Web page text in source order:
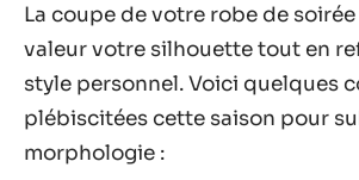
La coupe de votre robe de
valeur votre silhouette tout en
style personnel. Voici quelques
plébiscitées cette saison pour
morphologie :